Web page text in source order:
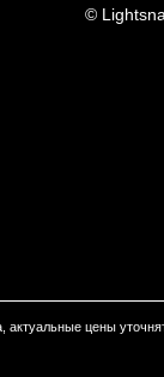
©
актуальные цены